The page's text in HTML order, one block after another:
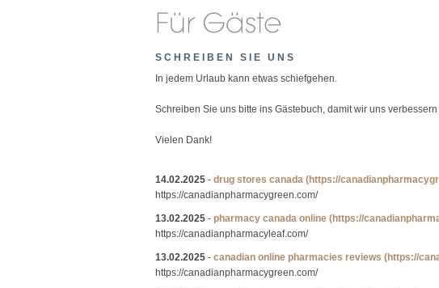
SCHREIBEN SIE UNS
In jedem Urlaub kann etwas schiefgehen.
Schreiben Sie uns bitte ins Gästebuch, damit wir uns
Vielen Dank!
14.02.2025 - drug stores canada (https://
https://canadianpharmacygreen.com/
13.02.2025 - pharmacy canada online (https://
https://canadianpharmacyleaf.com/
13.02.2025 - canadian online pharmacies reviews (https://
https://canadianpharmacygreen.com/